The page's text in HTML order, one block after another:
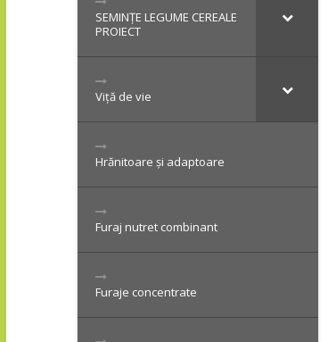
SEMINȚE LEGUME CEREALE
PROIECT
Viță de vie
Hrănitoare și adaptoare
Furaj nutret combinant
Furaje concentrate